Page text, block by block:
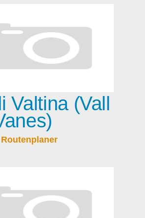
Valtina (Vall
Routenplaner